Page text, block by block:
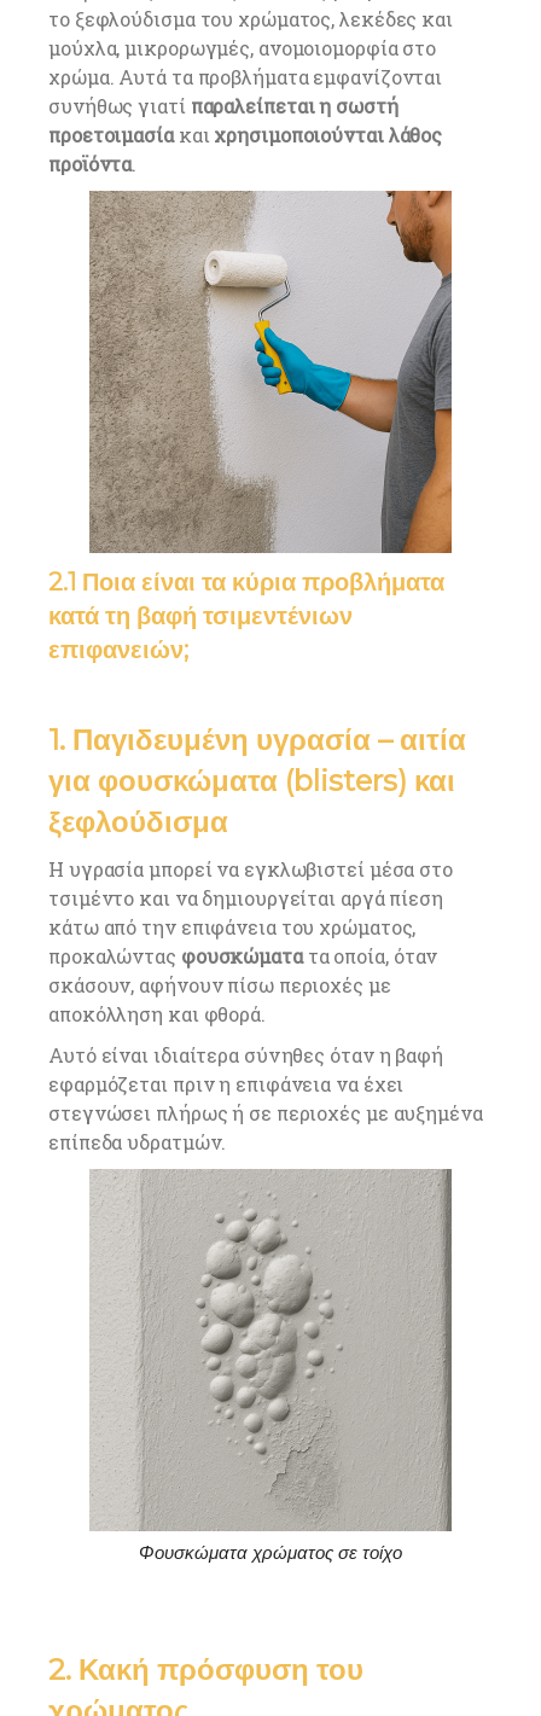
το ξεφλούδισμα του χρώματος, λεκέδες και
μούχλα, μικρορωγμές, ανομοιομορφία στο
χρώμα. Αυτά τα προβλήματα εμφανίζονται
συνήθως γιατί παραλείπεται η σωστή
προετοιμασίακαι χρησιμοποιούνται λάθος
προϊόντα.
2.1 Ποια είναι τα κύρια προβλήματα
κατά τη βαφή τσιμεντένιων
επιφανειών;
1. Παγιδευμένη υγρασία – αιτία
για φουσκώματα (blisters) και
ξεφλούδισμα
Η υγρασία μπορεί να εγκλωβιστεί μέσα στο
τσιμέντο και να δημιουργείται αργά πίεση
κάτω από την επιφάνεια του χρώματος,
προκαλώντας φουσκώματατα οποία, όταν
σκάσουν, αφήνουν πίσω περιοχές με
αποκόλληση και φθορά.
Αυτό είναι ιδιαίτερα σύνηθες όταν η βαφή
εφαρμόζεται πριν η επιφάνεια να έχει
στεγνώσει πλήρως ή σε περιοχές με αυξημένα
επίπεδα υδρατμών.
Φουσκώματα χρώματος σε τοίχο
2. Κακή πρόσφυση του